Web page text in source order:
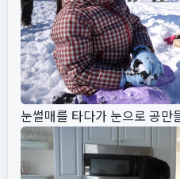
눈썰매를 타다가 눈으로 공만